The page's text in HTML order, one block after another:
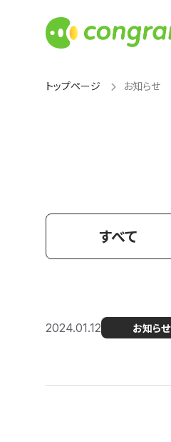
トップページ お知らせ
すべて
2024.01.12 お知らせ